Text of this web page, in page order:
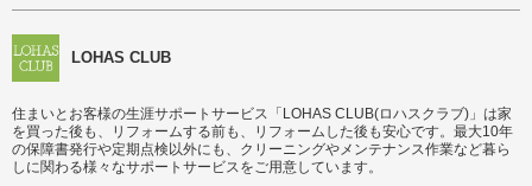
LOHAS CLUB
住まいとお客様の生涯サポートサービス「LOHAS CLUB(ロハスクラブ)」は家
を買った後も、リフォームする前も、リフォームした後も安心です。最大10年
の保障書発行や定期点検以外にも、クリーニングやメンテナンス作業など暮ら
しに関わる様々なサポートサービスをご用意しています。